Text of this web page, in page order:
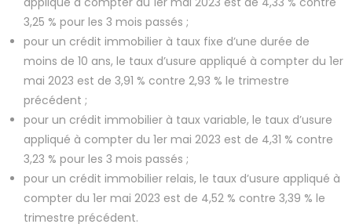
3,25 % pour les 3 mois passés ;
pour un crédit immobilier à taux fixe d’une durée de
moins de 10 ans, le taux d’usure appliqué à compter du 1er
mai 2023 est de 3,91 % contre 2,93 % le trimestre
précédent ;
pour un crédit immobilier à taux variable, le taux d’usure
appliqué à compter du 1er mai 2023 est de 4,31 % contre
3,23 % pour les 3 mois passés ;
pour un crédit immobilier relais, le taux d’usure appliqué à
compter du 1er mai 2023 est de 4,52 % contre 3,39 % le
trimestre précédent.